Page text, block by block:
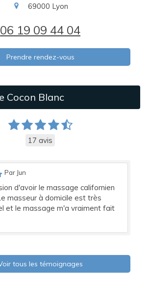
69000 Lyon
06 19 09 44 04
Prendre rendez-vous
Cocon Blanc
17 avis
Par Jun
d'avoir le massage californien
masseur à domicile est très
et le massage m'a vraiment fait
tous les témoignages